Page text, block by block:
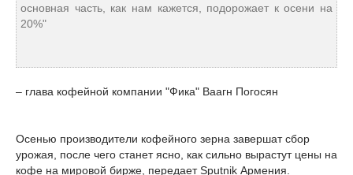
основная часть, как нам кажется, подорожает к осени на
20%"
– глава кофейной компании "Фика" Ваагн Погосян
Осенью производители кофейного зерна завершат сбор
урожая, после чего станет ясно, как сильно вырастут цены на
кофе на мировой бирже, передает Sputnik Армения.